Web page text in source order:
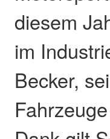
diesem
im
Becker,